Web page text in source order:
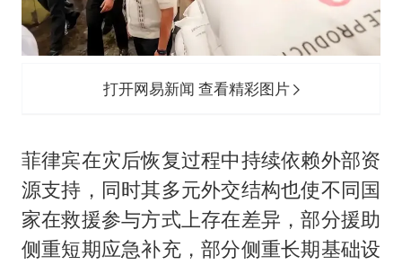
打开网易新闻 查看精彩图片
菲律宾在灾后恢复过程中持续依赖外部资
源支持，同时其多元外交结构也使不同国
家在救援参与方式上存在差异，部分援助
侧重短期应急补充，部分侧重长期基础设